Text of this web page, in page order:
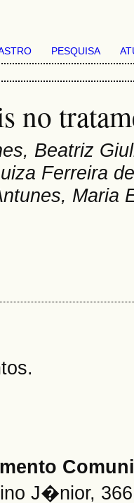
PESQUISA
no
Beatriz
Ferreira
Maria
J�nior,